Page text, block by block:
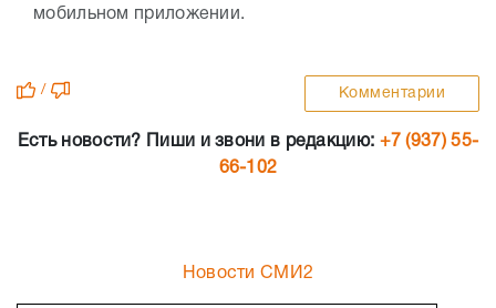
мобильном приложении.
/ Комментарии
Есть новости? Пиши и звони в редакцию: +7 (937) 55-
66-102
Новости СМИ2